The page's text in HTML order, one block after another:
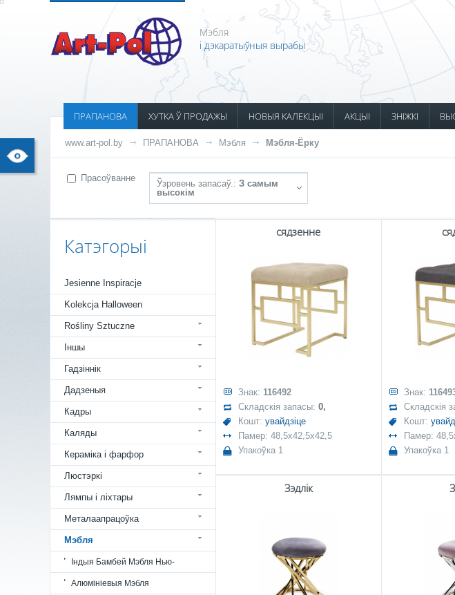
Мэбля
і дэкаратыўныя вырабы
ПРАПАНОВА ХУТКА Ў ПРОДАЖЫ НОВЫЯ КАЛЕКЦЫІ АКЦЫІ ЗНІЖКІ
www.art-pol.by ПРАПАНОВА Мэбля Мэбля-Ёрку
Прасоўванне
Ўзровень запасаў.: З самым
высокім
Катэгорыі
Jesienne Inspiracje
Kolekcja Halloween
Rośliny Sztuczne
Іншы
Гадзіннік
Дадзеныя
Кадры
Каляды
Кераміка і фарфор
Люстэркі
Лямпы і ліхтары
Металаапрацоўка
Мэбля
Індыя Бамбей Мэбля Нью-
Алюмініевыя Мэбля
сядзенне
Знак: 116492
Складскія запасы: 0,
Кошт: увайдзіце
Памер: 48,5x42,5x42,5
Упакоўка 1
Знак:
Складскія
Кошт:
Памер:
Упакоўка 1
Зэдлік